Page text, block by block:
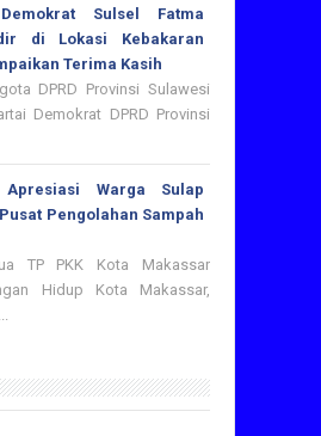
Sulsel Fatma
di Lokasi Kebakaran
Terima Kasih
DPRD Provinsi Sulawesi
Demokrat DPRD Provinsi
Warga Sulap
Pengolahan Sampah
TP PKK Kota Makassar
Hidup Kota Makassar,